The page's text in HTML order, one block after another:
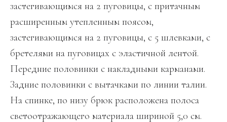
застегивающимся на 2 пуговицы, с притачным
расширенным утепленным поясом,
застегивающимся на 2 пуговицы, с 5 шлевками, с
бретелями на пуговицах с эластичной лентой.
Передние половинки с накладными карманами.
Задние половинки с вытачками по линии талии.
На спинке, по низу брюк расположена полоса
светоотражающего материала шириной 5,0 см.